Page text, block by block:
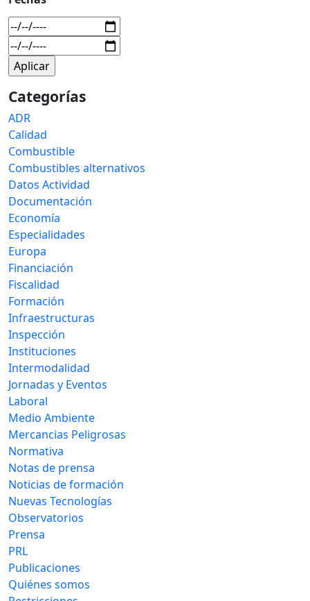
Categorías
ADR
Calidad
Combustible
Combustibles alternativos
Datos Actividad
Documentación
Economía
Especialidades
Europa
Financiación
Fiscalidad
Formación
Infraestructuras
Inspección
Instituciones
Intermodalidad
Jornadas y Eventos
Laboral
Medio Ambiente
Mercancias Peligrosas
Normativa
Notas de prensa
Noticias de formación
Nuevas Tecnologías
Observatorios
Prensa
PRL
Publicaciones
Quiénes somos